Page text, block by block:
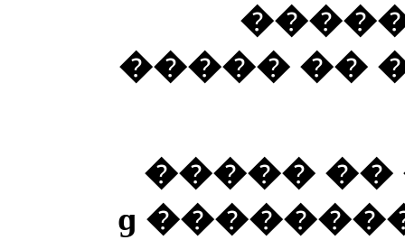
��������
� �����
��������� �������ɡ �����